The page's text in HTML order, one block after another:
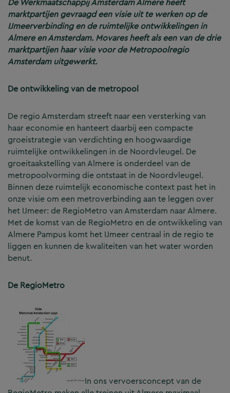
De Werkmaatschappij Amsterdam Almere heeft
marktpartijen gevraagd een visie uit te werken op de
IJmeerverbinding en de ruimtelijke ontwikkelingen in
Almere en Amsterdam. Movares heeft als een van de drie
marktpartijen haar visie voor de Metropoolregio
Amsterdam uitgewerkt.
De ontwikkeling van de metropool
De regio Amsterdam streeft naar een versterking van
haar economie en hanteert daarbij een compacte
groeistrategie van verdichting en hoogwaardige
ruimtelijke ontwikkelingen in de Noordvleugel. De
groeitaakstelling van Almere is onderdeel van de
metropoolvorming die ontstaat in de Noordvleugel.
Binnen deze ruimtelijk economische context past het in
onze visie om een metroverbinding aan te leggen over
het IJmeer: de RegioMetro van Amsterdam naar Almere.
Met de komst van de RegioMetro en de ontwikkeling van
Almere Pampus komt het IJmeer centraal in de regio te
liggen en kunnen de kwaliteiten van het water worden
benut.
De RegioMetro
In ons vervoersconcept van de